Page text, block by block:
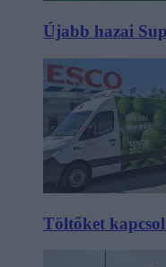
Újabb hazai
Töltőket kapcsol